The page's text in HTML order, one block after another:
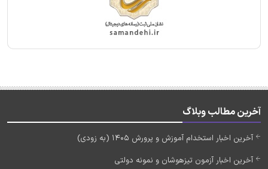
آخرین مطالب وبلاگ
آخرین اخبار استخدام آموزش و پرورش 1405 (به زودی)
آخرین اخبار آزمون تیزهوشان و نمونه دولتی